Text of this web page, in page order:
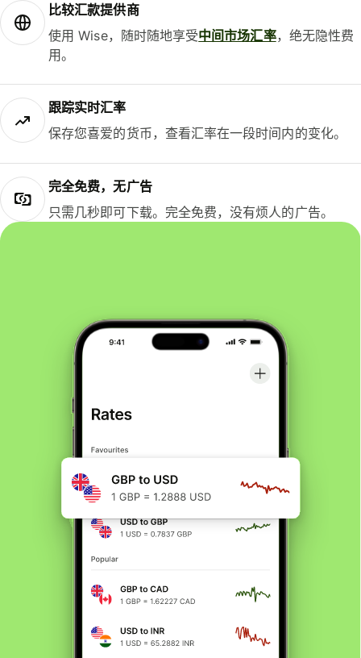
比较汇款提供商
使用 Wise，随时随地享受中间市场汇率，绝无隐性费
用。
跟踪实时汇率
保存您喜爱的货币，查看汇率在一段时间内的变化。
完全免费，无广告
只需几秒即可下载。完全免费，没有烦人的广告。